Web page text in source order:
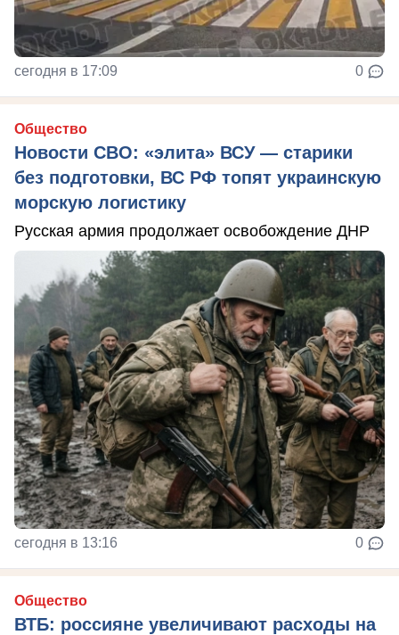
сегодня в 17:09 0
Общество
Новости СВО: «элита» ВСУ — старики
без подготовки, ВС РФ топят украинскую
морскую логистику
Русская армия продолжает освобождение ДНР
сегодня в 13:16 0
Общество
ВТБ: россияне увеличивают расходы на